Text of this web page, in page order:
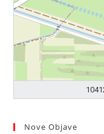
Nove Objave